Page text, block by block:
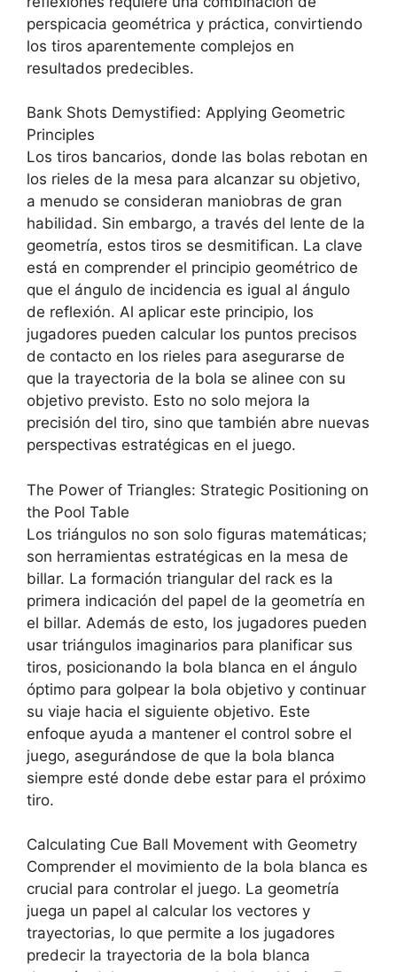
perspicacia geométrica y práctica, convirtiendo
los tiros aparentemente complejos en
resultados predecibles.
Bank Shots Demystified: Applying Geometric
Principles
Los tiros bancarios, donde las bolas rebotan en
los rieles de la mesa para alcanzar su objetivo,
a menudo se consideran maniobras de gran
habilidad. Sin embargo, a través del lente de la
geometría, estos tiros se desmitifican. La clave
está en comprender el principio geométrico de
que el ángulo de incidencia es igual al ángulo
de reflexión. Al aplicar este principio, los
jugadores pueden calcular los puntos precisos
de contacto en los rieles para asegurarse de
que la trayectoria de la bola se alinee con su
objetivo previsto. Esto no solo mejora la
precisión del tiro, sino que también abre nuevas
perspectivas estratégicas en el juego.
The Power of Triangles: Strategic Positioning on
the Pool Table
Los triángulos no son solo figuras matemáticas;
son herramientas estratégicas en la mesa de
billar. La formación triangular del rack es la
primera indicación del papel de la geometría en
el billar. Además de esto, los jugadores pueden
usar triángulos imaginarios para planificar sus
tiros, posicionando la bola blanca en el ángulo
óptimo para golpear la bola objetivo y continuar
su viaje hacia el siguiente objetivo. Este
enfoque ayuda a mantener el control sobre el
juego, asegurándose de que la bola blanca
siempre esté donde debe estar para el próximo
tiro.
Calculating Cue Ball Movement with Geometry
Comprender el movimiento de la bola blanca es
crucial para controlar el juego. La geometría
juega un papel al calcular los vectores y
trayectorias, lo que permite a los jugadores
predecir la trayectoria de la bola blanca